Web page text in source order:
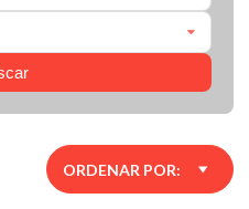
ORDENAR POR: